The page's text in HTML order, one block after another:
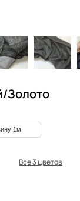
Золото
1м
Все 3 цветов